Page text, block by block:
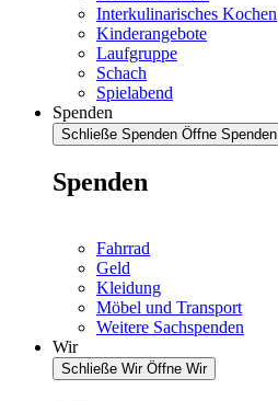
Interkulinarisches Kochen
Kinderangebote
Laufgruppe
Schach
Spielabend
Spenden
Schließe Spenden Öffne Spenden
Spenden
Fahrrad
Geld
Kleidung
Möbel und Transport
Weitere Sachspenden
Wir
Schließe Wir Öffne Wir